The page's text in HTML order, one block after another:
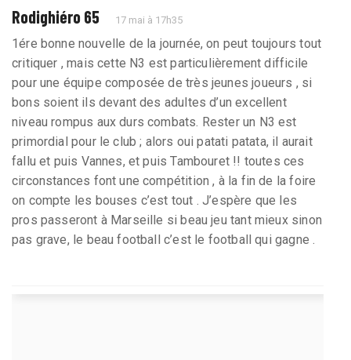
Rodighiéro 65 17 mai à 17h35
1ére bonne nouvelle de la journée, on peut toujours tout
critiquer , mais cette N3 est particulièrement difficile
pour une équipe composée de très jeunes joueurs , si
bons soient ils devant des adultes d’un excellent
niveau rompus aux durs combats. Rester un N3 est
primordial pour le club ; alors oui patati patata, il aurait
fallu et puis Vannes, et puis Tambouret !! toutes ces
circonstances font une compétition , à la fin de la foire
on compte les bouses c’est tout . J’espère que les
pros passeront à Marseille si beau jeu tant mieux sinon
pas grave, le beau football c’est le football qui gagne .